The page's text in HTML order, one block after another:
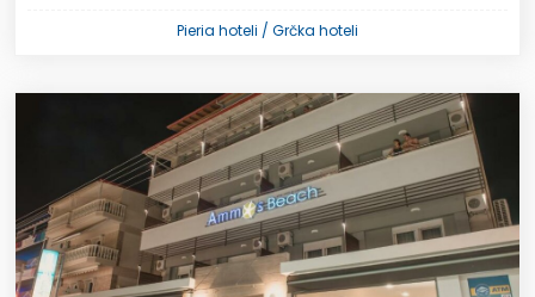
Pieria hoteli / Grčka hoteli